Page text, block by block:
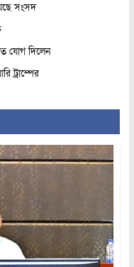
সংসদ
যোগ দিলেন
ট্রাম্পের